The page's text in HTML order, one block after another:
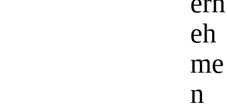
eh
me
n